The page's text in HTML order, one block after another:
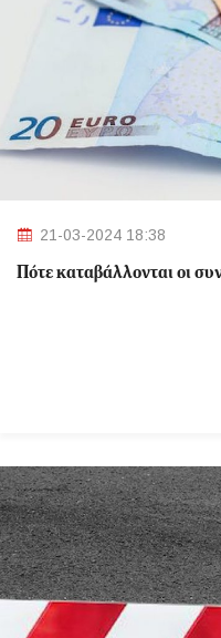
21-03-2024 18:38
Πότε καταβάλλονται οι